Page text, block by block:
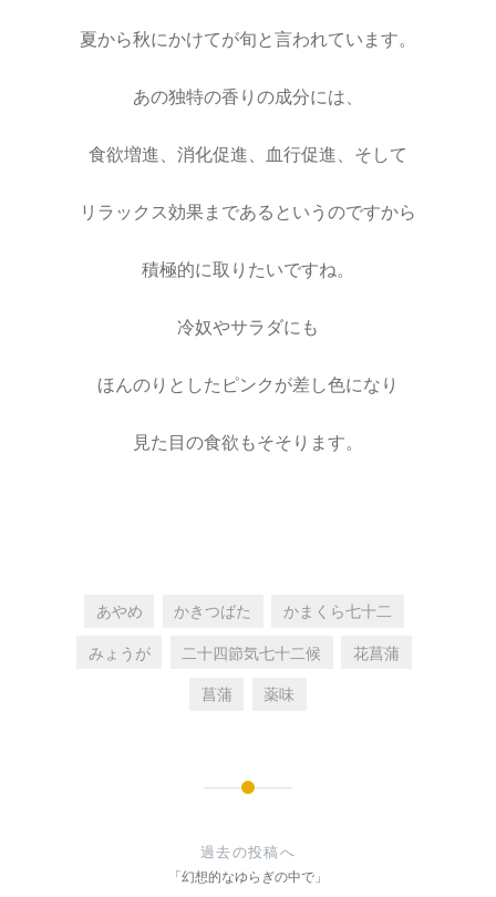
夏から秋にかけてが旬と言われています。
あの独特の香りの成分には、
食欲増進、消化促進、血行促進、そして
リラックス効果まであるというのですから
積極的に取りたいですね。
冷奴やサラダにも
ほんのりとしたピンクが差し色になり
見た目の食欲もそそります。
あやめ かきつばた かまくら七十二
みょうが 二十四節気七十二候 花菖蒲
菖蒲 薬味
過去の投稿へ
「幻想的なゆらぎの中で」